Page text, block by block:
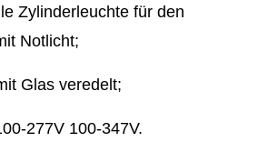
Zylinderleuchte für den
Notlicht;
Glas veredelt;
277V 100-347V.